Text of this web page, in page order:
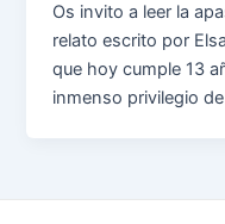
Os invito a leer la
relato escrito por
que hoy cumple 13
inmenso privilegio